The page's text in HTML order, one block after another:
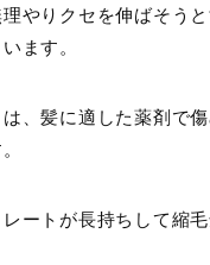
やりクセを伸ばそう
ます。
、髪に適した薬剤で
ートが長持ちして縮